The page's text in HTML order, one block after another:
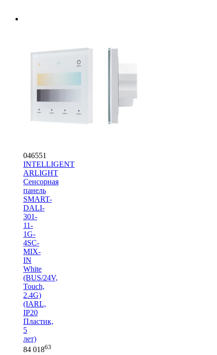
046551
INTELLIGENT
ARLIGHT
Сенсорная
панель
SMART-
DALI-
301-
11-
1G-
4SC-
MIX-
IN
White
(BUS/24V,
Touch,
2.4G)
(IARL,
IP20
Пластик,
5
лет)
84 01863